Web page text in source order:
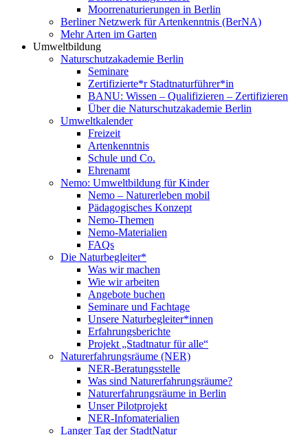
Moorrenaturierungen in Berlin
Berliner Netzwerk für Artenkenntnis (BerNA)
Mehr Arten im Garten
Umweltbildung
Naturschutzakademie Berlin
Seminare
Zertifizierte*r Stadtnaturführer*in
BANU: Wissen – Qualifizieren – Zertifizieren
Über die Naturschutzakademie Berlin
Umweltkalender
Freizeit
Artenkenntnis
Schule und Co.
Ehrenamt
Nemo: Umweltbildung für Kinder
Nemo – Naturerleben mobil
Pädagogisches Konzept
Nemo-Themen
Nemo-Materialien
FAQs
Die Naturbegleiter*
Was wir machen
Wie wir arbeiten
Angebote buchen
Seminare und Fachtage
Unsere Naturbegleiter*innen
Erfahrungsberichte
Projekt „Stadtnatur für alle“
Naturerfahrungsräume (NER)
NER-Beratungsstelle
Was sind Naturerfahrungsräume?
Naturerfahrungsräume in Berlin
Unser Pilotprojekt
NER-Infomaterialien
Langer Tag der StadtNatur